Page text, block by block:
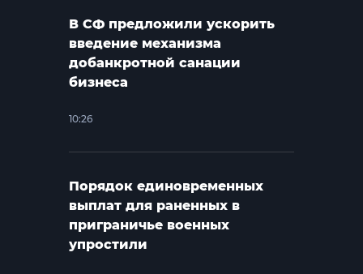
В СФ предложили ускорить
введение механизма
добанкротной санации
бизнеса
10:26
Порядок единовременных
выплат для раненных в
приграничье военных
упростили